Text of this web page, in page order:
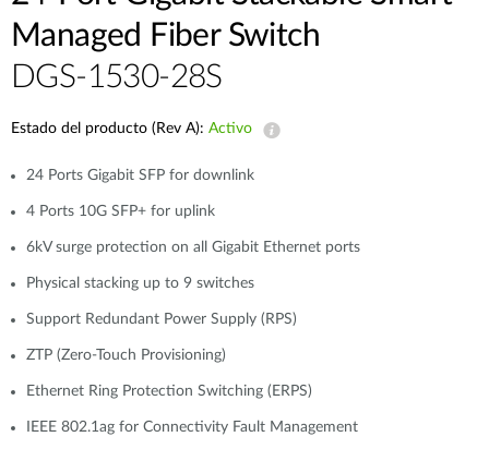
Managed Fiber Switch
DGS-1530-28S
Estado del producto (Rev A): Activo
24 Ports Gigabit SFP for downlink
4 Ports 10G SFP+ for uplink
6kV surge protection on all Gigabit Ethernet ports
Physical stacking up to 9 switches
Support Redundant Power Supply (RPS)
ZTP (Zero-Touch Provisioning)
Ethernet Ring Protection Switching (ERPS)
IEEE 802.1ag for Connectivity Fault Management